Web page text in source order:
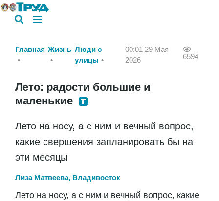
Главная Жизнь Люди с
улицы
00:01 29 Мая
2026
6594
Лето: радости большие и
маленькие
Лето на носу, а с ним и вечный вопрос,
какие свершения запланировать бы на
эти месяцы
Лиза Матвеева, Владивосток
Лето на носу, а с ним и вечный вопрос, какие